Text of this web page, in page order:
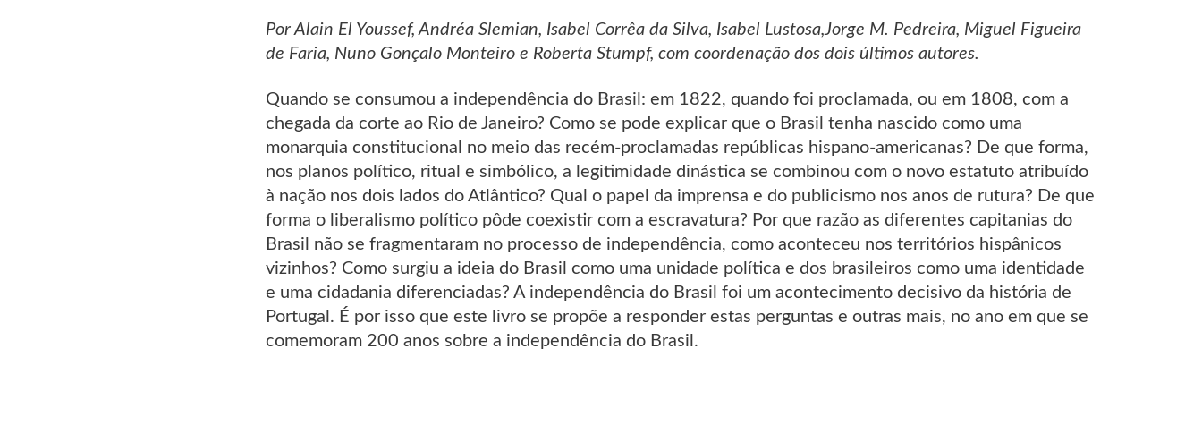
Por Alain El Youssef, Andréa Slemian, Isabel Corrêa da Silva, Isabel Lustosa,Jorge M. Pedreira, Miguel Figueira
de Faria, Nuno Gonçalo Monteiro e Roberta Stumpf, com coordenação dos dois últimos autores.
Quando se consumou a independência do Brasil: em 1822, quando foi proclamada, ou em 1808, com a
chegada da corte ao Rio de Janeiro? Como se pode explicar que o Brasil tenha nascido como uma
monarquia constitucional no meio das recém-proclamadas repúblicas hispano-americanas? De que forma,
nos planos político, ritual e simbólico, a legitimidade dinástica se combinou com o novo estatuto atribuído
à nação nos dois lados do Atlântico? Qual o papel da imprensa e do publicismo nos anos de rutura? De que
forma o liberalismo político pôde coexistir com a escravatura? Por que razão as diferentes capitanias do
Brasil não se fragmentaram no processo de independência, como aconteceu nos territórios hispânicos
vizinhos? Como surgiu a ideia do Brasil como uma unidade política e dos brasileiros como uma identidade
e uma cidadania diferenciadas? A independência do Brasil foi um acontecimento decisivo da história de
Portugal. É por isso que este livro se propõe a responder estas perguntas e outras mais, no ano em que se
comemoram 200 anos sobre a independência do Brasil.